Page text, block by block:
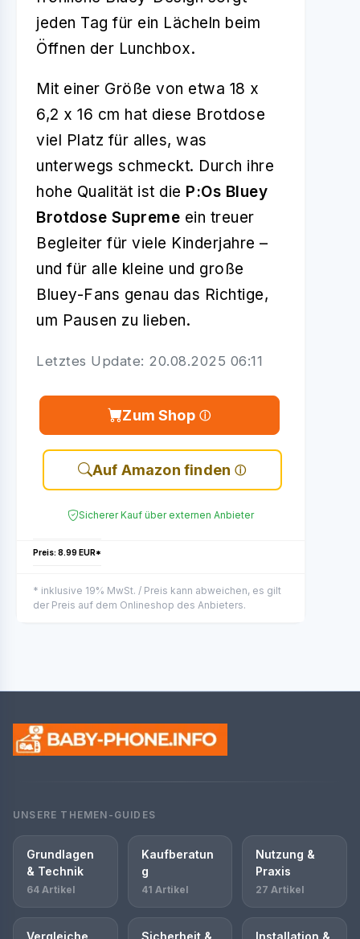
jeden Tag für ein Lächeln beim
Öffnen der Lunchbox.
Mit einer Größe von etwa 18 x
6,2 x 16 cm hat diese Brotdose
viel Platz für alles, was
unterwegs schmeckt. Durch ihre
hohe Qualität ist die P:Os Bluey
Brotdose Supreme ein treuer
Begleiter für viele Kinderjahre –
und für alle kleine und große
Bluey-Fans genau das Richtige,
um Pausen zu lieben.
Letztes Update: 20.08.2025 06:11
Zum Shop
Auf Amazon finden
Sicherer Kauf über externen Anbieter
Preis: 8.99 EUR*
* inklusive 19% MwSt. / Preis kann abweichen, es gilt
der Preis auf dem Onlineshop des Anbieters.
UNSERE THEMEN-GUIDES
Grundlagen
& Technik
64 Artikel
Kaufberatun
g
41 Artikel
Nutzung &
Praxis
27 Artikel
Vergleiche
Sicherheit &
Installation &